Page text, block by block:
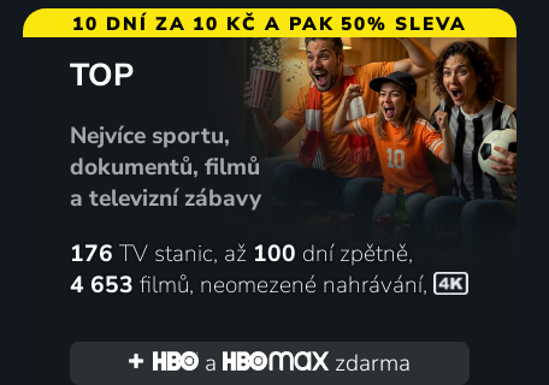
75%
2024 | Japonsko, USA | Animovaný, Akční, Drama, Krimi, Science Fiction, Thriller 2016 |
10 DNÍ ZA 10 KČ A PAK 50% SLEVA
TOP
Nejvíce sportu,
dokumentů, filmů
a televizní zábavy
176 TV stanic, až 100 dní zpětně,
4 653 filmů, neomezené nahrávání,
a zdarma